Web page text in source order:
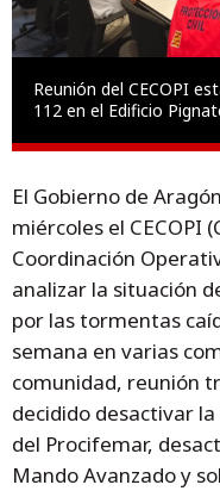
Reunión del CECOPI
112 en el Edificio
El Gobierno de
miércoles el CECOPI
Coordinación
analizar la situación
por las tormentas
semana en varias
comunidad, reunión
decidido desactivar
del Procifemar,
Mando Avanzado y